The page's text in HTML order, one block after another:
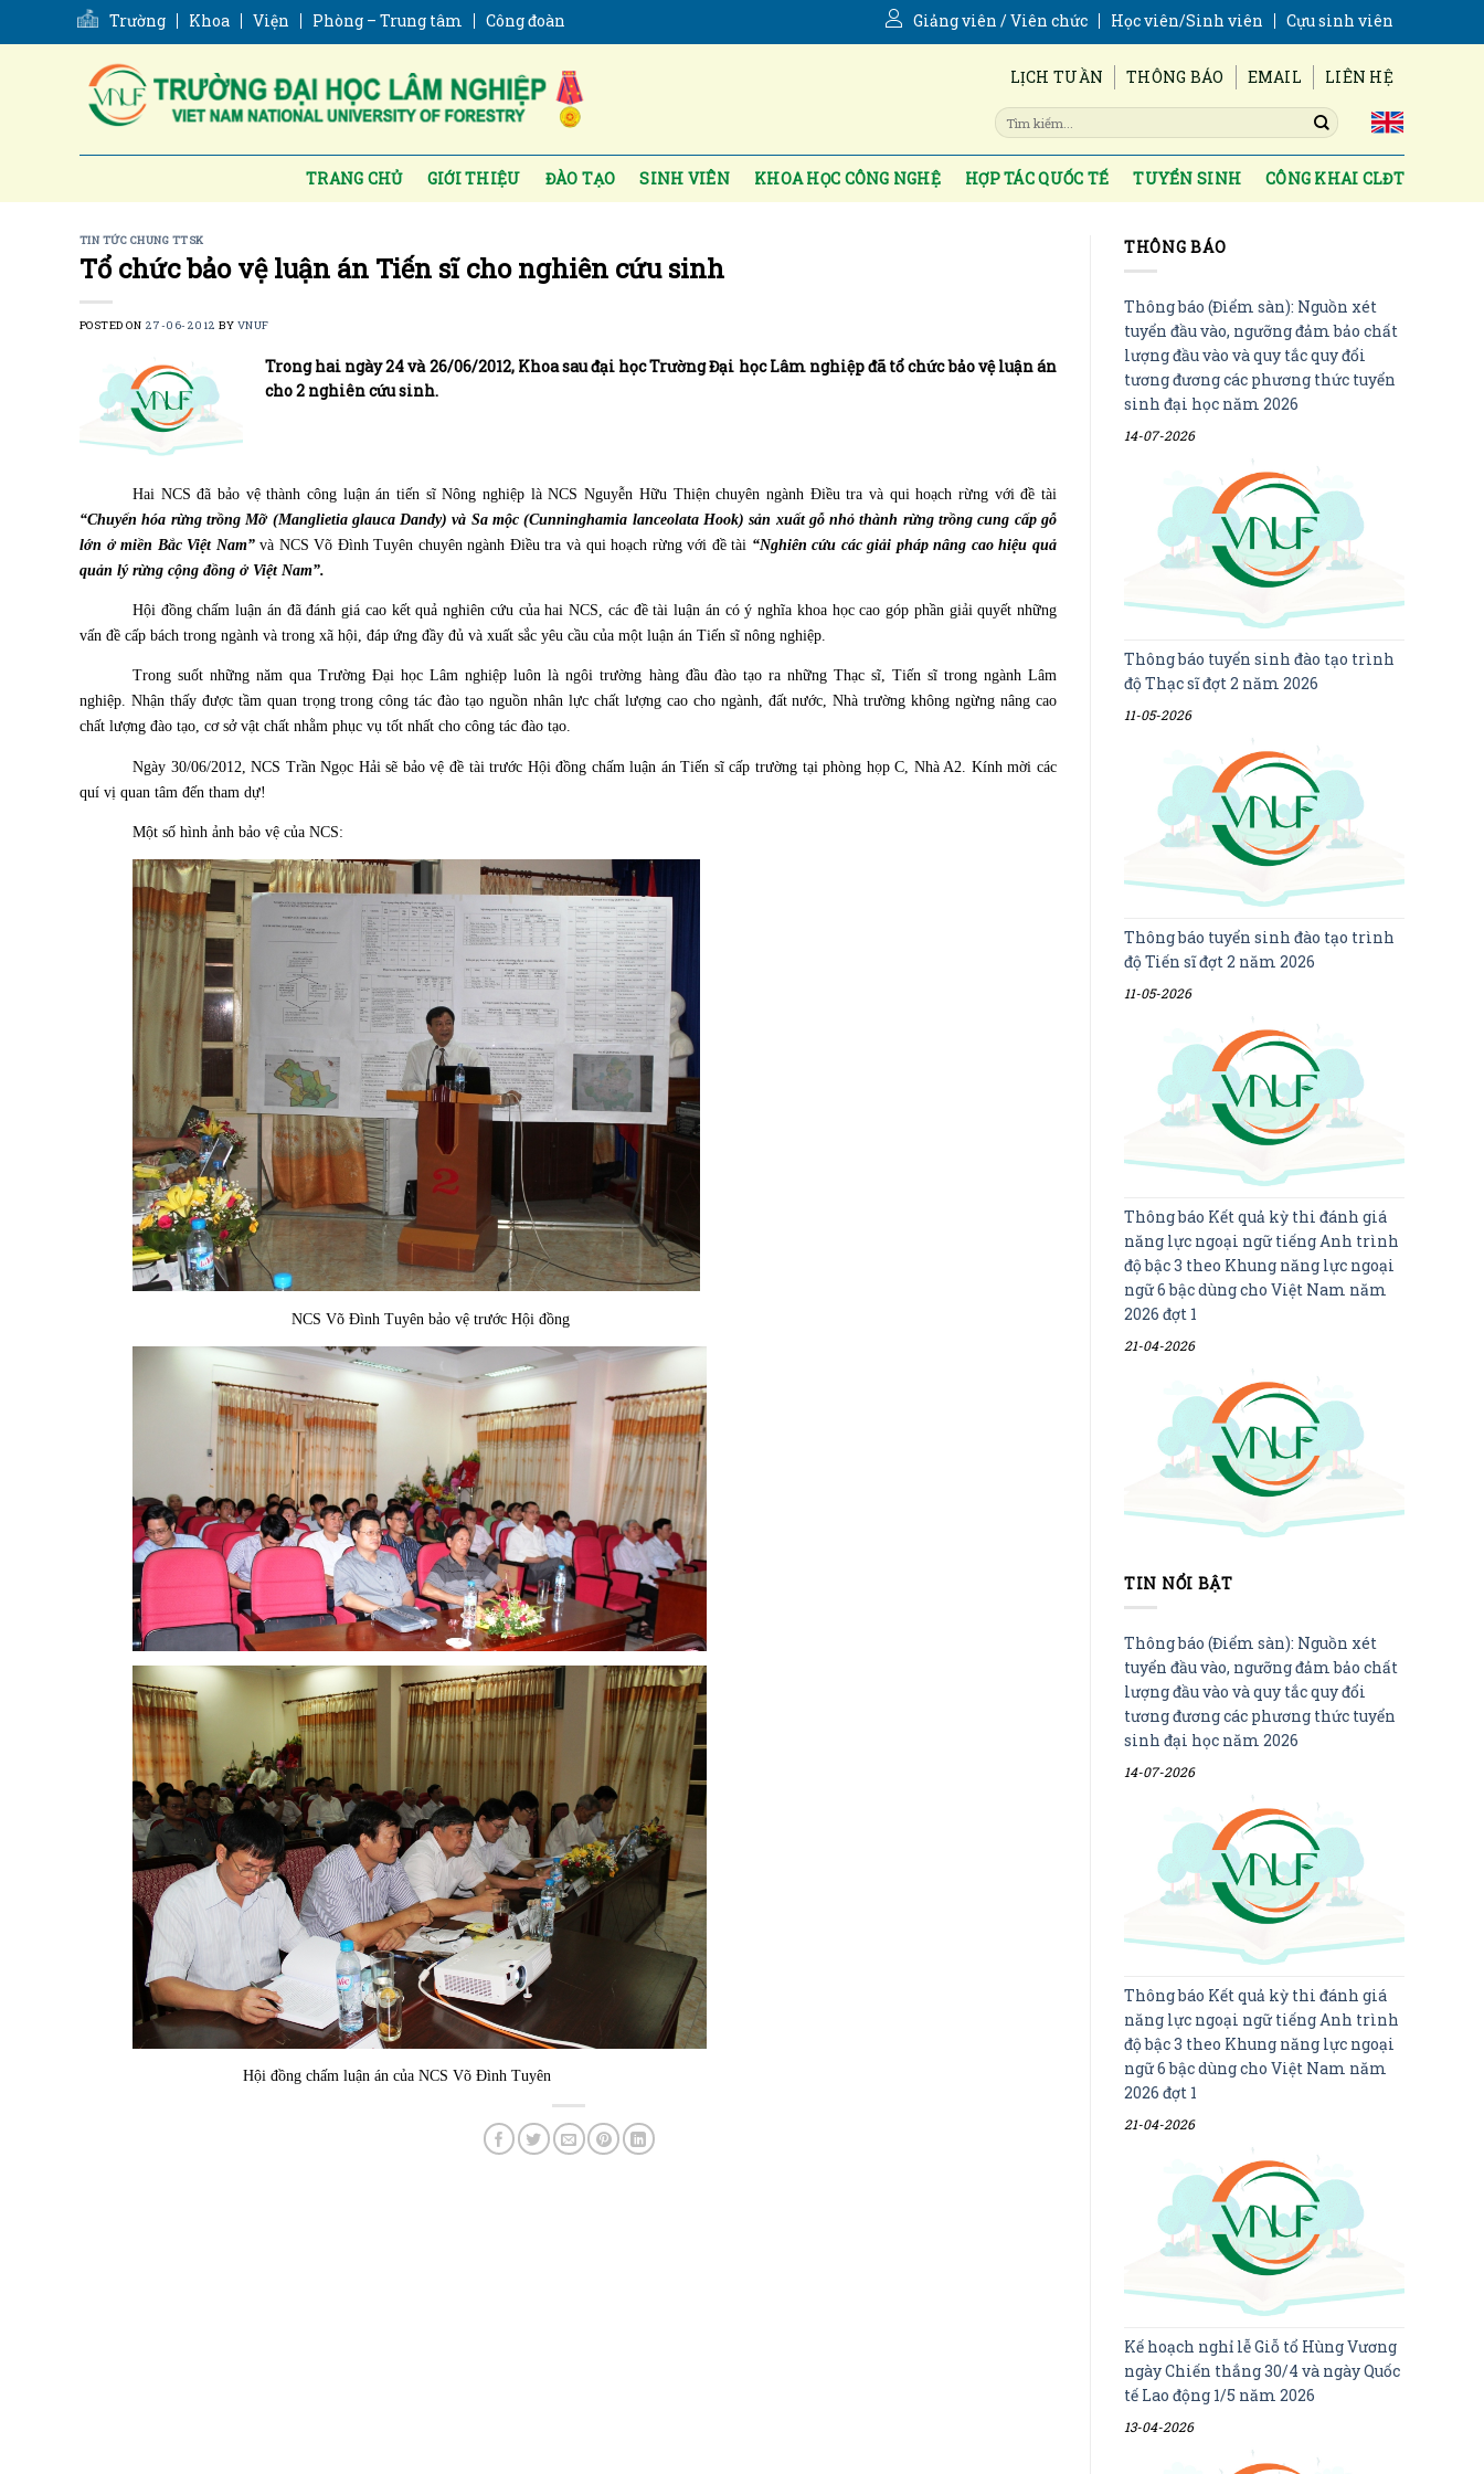
Trường Khoa Viện Phòng – Trung tâm Công đoàn Giảng viên / Viên chức Học viên/Sinh viên Cựu sinh viên
LỊCH TUẦN THÔNG BÁO EMAIL LIÊN HỆ
TRANG CHỦ GIỚI THIỆU ĐÀO TẠO SINH VIÊN KHOA HỌC CÔNG NGHỆ HỢP TÁC QUỐC TẾ TUYỂN SINH CÔNG KHAI CLĐT
TIN TỨC CHUNG TTSK
Tổ chức bảo vệ luận án Tiến sĩ cho nghiên cứu sinh
POSTED ON 27-06-2012 BY VNUF
Trong hai ngày 24 và 26/06/2012, Khoa sau đại học Trường Đại học Lâm nghiệp đã tổ chức bảo vệ luận án
cho 2 nghiên cứu sinh.
Hai NCS đã bảo vệ thành công luận án tiến sĩ Nông nghiệp là NCS Nguyễn Hữu Thiện chuyên ngành Điều tra và qui hoạch rừng với đề tài
“Chuyển hóa rừng trồng Mỡ (Manglietia glauca Dandy) và Sa mộc (Cunninghamia lanceolata Hook) sản xuất gỗ nhỏ thành rừng trồng cung cấp gỗ
lớn ở miền Bắc Việt Nam”và NCS Võ Đình Tuyên chuyên ngành Điều tra và qui hoạch rừng với đề tài “Nghiên cứu các giải pháp nâng cao hiệu quả
quản lý rừng cộng đồng ở Việt Nam”.
Hội đồng chấm luận án đã đánh giá cao kết quả nghiên cứu của hai NCS, các đề tài luận án có ý nghĩa khoa học cao góp phần giải quyết những
vấn đề cấp bách trong ngành và trong xã hội, đáp ứng đầy đủ và xuất sắc yêu cầu của một luận án Tiến sĩ nông nghiệp.
Trong suốt những năm qua Trường Đại học Lâm nghiệp luôn là ngôi trường hàng đầu đào tạo ra những Thạc sĩ, Tiến sĩ trong ngành Lâm
nghiệp. Nhận thấy được tầm quan trọng trong công tác đào tạo nguồn nhân lực chất lượng cao cho ngành, đất nước, Nhà trường không ngừng nâng cao
chất lượng đào tạo, cơ sở vật chất nhằm phục vụ tốt nhất cho công tác đào tạo.
Ngày 30/06/2012, NCS Trần Ngọc Hải sẽ bảo vệ đề tài trước Hội đồng chấm luận án Tiến sĩ cấp trường tại phòng họp C, Nhà A2. Kính mời các
quí vị quan tâm đến tham dự!
Một số hình ảnh bảo vệ của NCS:
NCS Võ Đình Tuyên bảo vệ trước Hội đồng
Hội đồng chấm luận án của NCS Võ Đình Tuyên
THÔNG BÁO
Thông báo (Điểm sàn): Nguồn xét
tuyển đầu vào, ngưỡng đảm bảo chất
lượng đầu vào và quy tắc quy đổi
tương đương các phương thức tuyển
sinh đại học năm 2026
14-07-2026
Thông báo tuyển sinh đào tạo trình
độ Thạc sĩ đợt 2 năm 2026
11-05-2026
Thông báo tuyển sinh đào tạo trình
độ Tiến sĩ đợt 2 năm 2026
11-05-2026
Thông báo Kết quả kỳ thi đánh giá
năng lực ngoại ngữ tiếng Anh trình
độ bậc 3 theo Khung năng lực ngoại
ngữ 6 bậc dùng cho Việt Nam năm
2026 đợt 1
21-04-2026
TIN NỔI BẬT
Thông báo (Điểm sàn): Nguồn xét
tuyển đầu vào, ngưỡng đảm bảo chất
lượng đầu vào và quy tắc quy đổi
tương đương các phương thức tuyển
sinh đại học năm 2026
14-07-2026
Thông báo Kết quả kỳ thi đánh giá
năng lực ngoại ngữ tiếng Anh trình
độ bậc 3 theo Khung năng lực ngoại
ngữ 6 bậc dùng cho Việt Nam năm
2026 đợt 1
21-04-2026
Kế hoạch nghỉ lễ Giỗ tổ Hùng Vương
ngày Chiến thắng 30/4 và ngày Quốc
tế Lao động 1/5 năm 2026
13-04-2026